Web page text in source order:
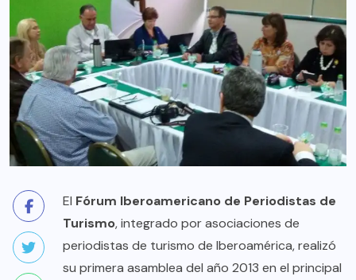
El Fórum Iberoamericano de Periodistas de
Turismo, integrado por asociaciones de
periodistas de turismo de Iberoamérica, realizó
su primera asamblea del año 2013 en el principal